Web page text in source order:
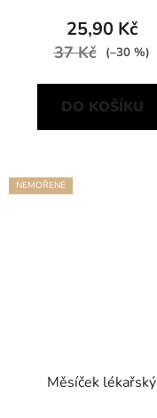
25,90 Kč
37 Kč (–30 %)
DO KOŠÍKU
NEMOŘENÉ
Měsíček lékařský